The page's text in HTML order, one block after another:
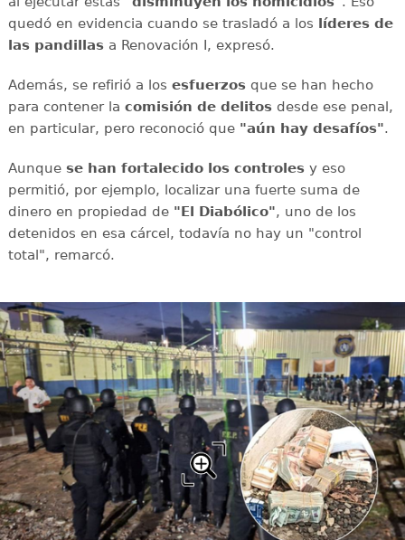
quedó en evidencia cuando se trasladó a los
líderes de
las pandillasa Renovación I, expresó.
Además, se refirió a los esfuerzosque se han hecho
para contener la comisión de delitosdesde ese penal,
en particular, pero reconoció que"aún hay desafíos".
Aunque se han fortalecido los controlesy eso
permitió, por ejemplo, localizar una fuerte suma de
dinero en propiedad de "El Diabólico", uno de los
detenidos en esa cárcel, todavía no hay un "control
total", remarcó.